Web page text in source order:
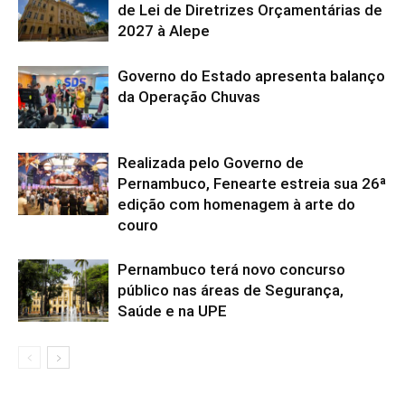
de Lei de Diretrizes Orçamentárias de
2027 à Alepe
Governo do Estado apresenta balanço
da Operação Chuvas
Realizada pelo Governo de
Pernambuco, Fenearte estreia sua 26ª
edição com homenagem à arte do
couro
Pernambuco terá novo concurso
público nas áreas de Segurança,
Saúde e na UPE